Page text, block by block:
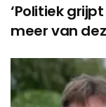
‘Politiek
meer van